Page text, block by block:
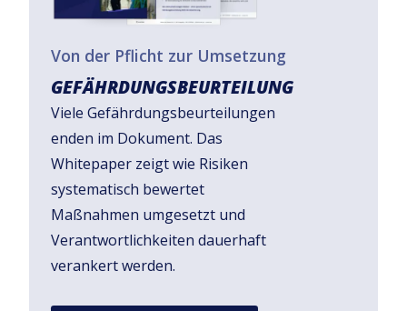
Von der Pflicht zur Umsetzung
GEFÄHRDUNGSBEURTEILUNG
Viele Gefährdungsbeurteilungen
enden im Dokument. Das
Whitepaper zeigt wie Risiken
systematisch bewertet
Maßnahmen umgesetzt und
Verantwortlichkeiten dauerhaft
verankert werden.